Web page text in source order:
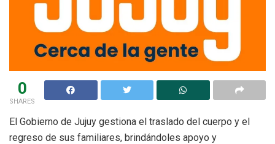
0
SHARES
El Gobierno de Jujuy gestiona el traslado del cuerpo y el
regreso de sus familiares, brindándoles apoyo y